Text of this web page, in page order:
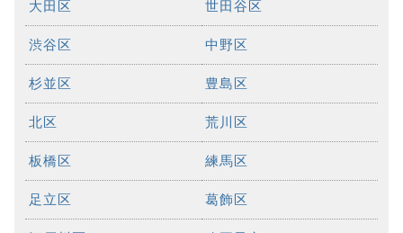
大田区 世田谷区
渋谷区 中野区
杉並区 豊島区
北区 荒川区
板橋区 練馬区
足立区 葛飾区